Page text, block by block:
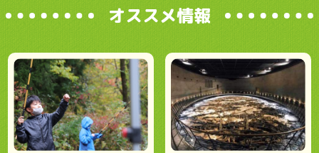
オススメ情報